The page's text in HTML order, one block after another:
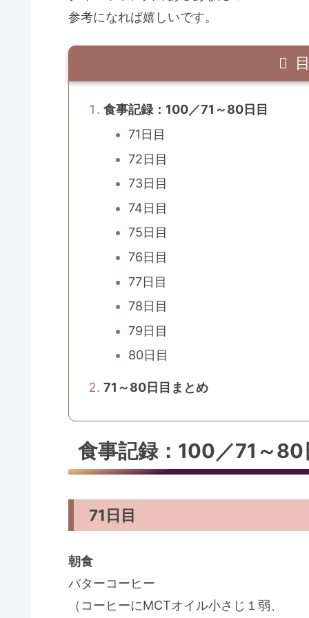
参考になれば嬉しいです。
食事記録：100／71～80日目
71日目
72日目
73日目
74日目
75日目
76日目
77日目
78日目
79日目
80日目
71～80日目まとめ
食事記録：100／71～80
71日目
朝食
バターコーヒー
（コーヒーにMCTオイル小さじ１弱、